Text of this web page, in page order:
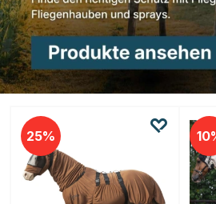
25 10